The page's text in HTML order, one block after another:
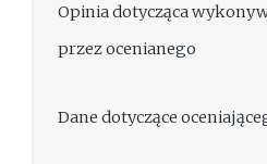
Opinia dotycząca
przez ocenianego
Dane dotyczące